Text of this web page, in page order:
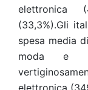
elettronica
(33,3%).Gli
spesa media
moda e
elettronica